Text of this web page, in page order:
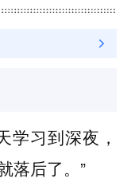
学习到深夜，
落后了。”